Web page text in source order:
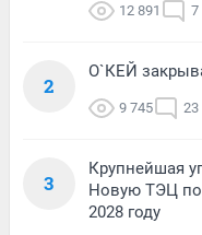
12 891 7
2
О`КЕЙ
9 745 23
3
Крупнейшая
Новую ТЭЦ
2028 году